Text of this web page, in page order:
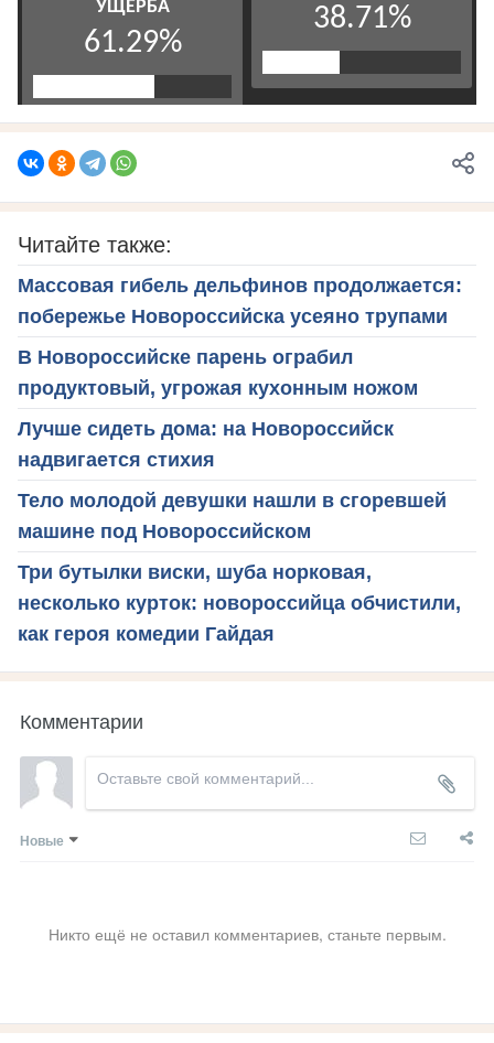
Читайте также:
Массовая гибель дельфинов продолжается:
побережье Новороссийска усеяно трупами
В Новороссийске парень ограбил
продуктовый, угрожая кухонным ножом
Лучше сидеть дома: на Новороссийск
надвигается стихия
Тело молодой девушки нашли в сгоревшей
машине под Новороссийском
Три бутылки виски, шуба норковая,
несколько курток: новороссийца обчистили,
как героя комедии Гайдая
Комментарии
Новые
Никто ещё не оставил комментариев, станьте первым.